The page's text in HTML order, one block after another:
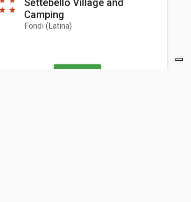
Camping
Fondi (Latina)